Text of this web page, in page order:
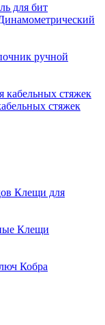
для бит
ручной
стяжек
Клещи для
Клещи
Кобра